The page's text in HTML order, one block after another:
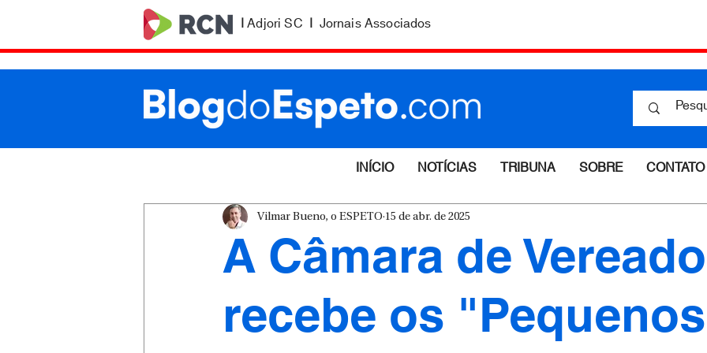
|Adjori SC | Jornais Associados
INÍCIO NOTÍCIAS TRIBUNA SOBRE CONTATO
A Câmara de
recebe os "Pequenos
Vilmar Bueno, o ESPETO 15 de abr. de 2025